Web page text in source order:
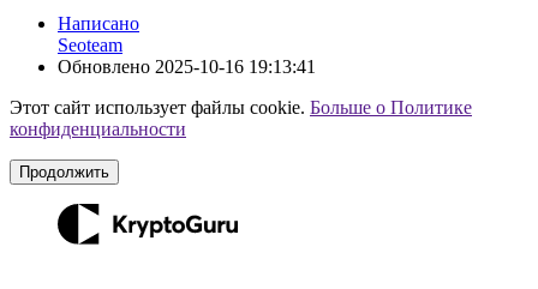
Написано
Seoteam
Обновлено 2025-10-16 19:13:41
Этот сайт использует файлы cookie. Больше о Политике
конфиденциальности
Продолжить